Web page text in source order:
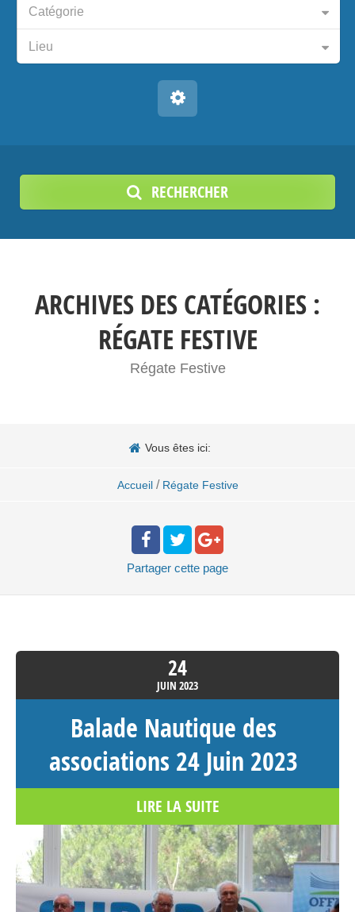
Catégorie
Lieu
RECHERCHER
ARCHIVES DES CATÉGORIES :
RÉGATE FESTIVE
Régate Festive
Vous êtes ici:
Accueil / Régate Festive
Partager cette page
24
JUIN 2023
Balade Nautique des
associations 24 Juin 2023
LIRE LA SUITE